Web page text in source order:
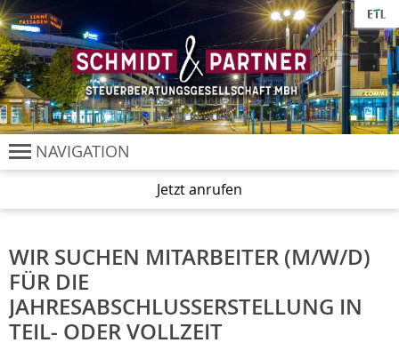
NAVIGATION
Jetzt anrufen
WIR SUCHEN MITARBEITER (M/W/D)
FÜR DIE
JAHRESABSCHLUSSERSTELLUNG IN
TEIL- ODER VOLLZEIT
Cookie-Einstellungen